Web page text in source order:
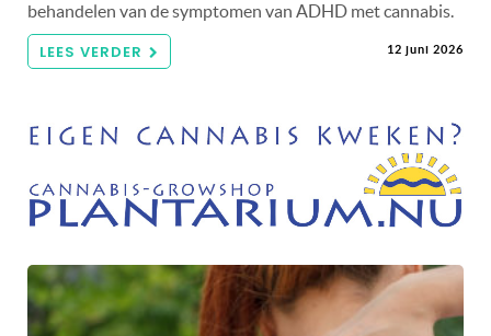
behandelen van de symptomen van ADHD met cannabis.
LEES VERDER 12 juni 2026